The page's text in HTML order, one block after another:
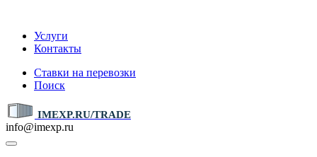
Услуги
Контакты
Ставки на перевозки
Поиск
IMEXP.RU/TRADE
info@imexp.ru